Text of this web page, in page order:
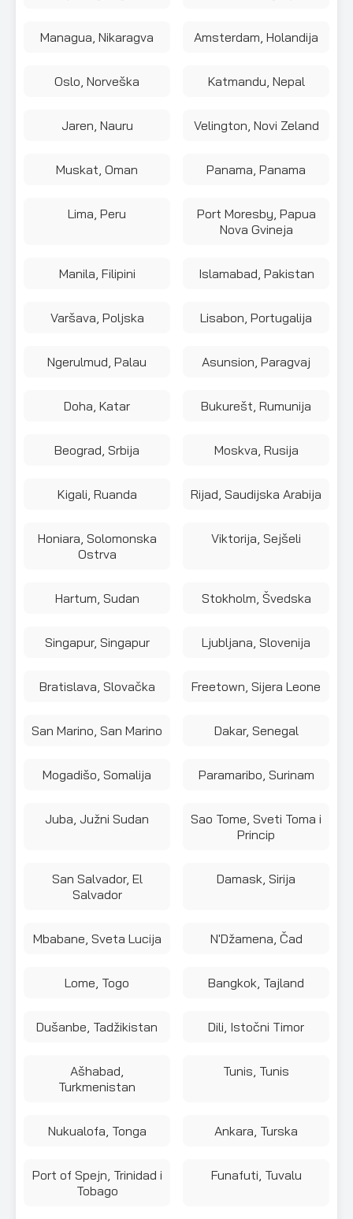
Managua, Nikaragva Amsterdam, Holandija
Oslo, Norveška Katmandu, Nepal
Jaren, Nauru Velington, Novi Zeland
Muskat, Oman Panama, Panama
Lima, Peru
Port Moresby, Papua
Nova Gvineja
Manila, Filipini Islamabad, Pakistan
Varšava, Poljska Lisabon, Portugalija
Ngerulmud, Palau Asunsion, Paragvaj
Doha, Katar Bukurešt, Rumunija
Beograd, Srbija Moskva, Rusija
Kigali, Ruanda Rijad, Saudijska Arabija
Honiara, Solomonska
Ostrva
Viktorija, Sejšeli
Hartum, Sudan Stokholm, Švedska
Singapur, Singapur Ljubljana, Slovenija
Bratislava, Slovačka Freetown, Sijera Leone
San Marino, San Marino Dakar, Senegal
Mogadišo, Somalija Paramaribo, Surinam
Juba, Južni Sudan
Sao Tome, Sveti Toma i
Princip
San Salvador, El
Salvador
Damask, Sirija
Mbabane, Sveta Lucija N'Džamena, Čad
Lome, Togo Bangkok, Tajland
Dušanbe, Tadžikistan Dili, Istočni Timor
Ašhabad,
Turkmenistan
Tunis, Tunis
Nukualofa, Tonga Ankara, Turska
Port of Spejn, Trinidad i
Tobago
Funafuti, Tuvalu